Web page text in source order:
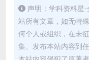
声明：学科资料星
站所有文章，如无特
何个人或组织，在未
集、发布本站内容到